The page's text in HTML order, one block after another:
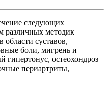
следующих
различных методик
области суставов,
боли, мигрень и
остеохондроз
периартриты,